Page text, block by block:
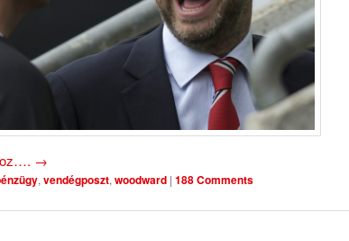
→
,vendégposzt,woodward | 188 Comments